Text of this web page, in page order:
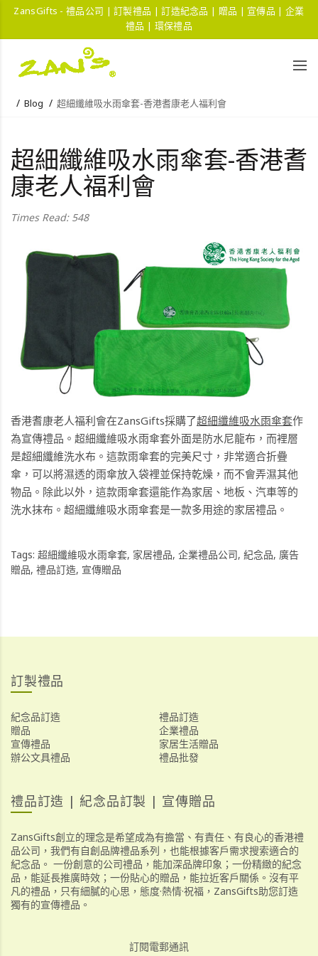
ZansGifts - 禮品公司 | 訂製禮品 | 訂造紀念品 | 贈品 | 宣傳品 | 企業
禮品 | 環保禮品
Blog 超細纖維吸水雨傘套-香港耆康老人福利會
超細纖維吸水雨傘套-香港耆
康老人福利會
Times Read: 548
香港耆康老人福利會在ZansGifts採購了超細纖維吸水雨傘套作
為宣傳禮品。超細纖維吸水雨傘套外面是防水尼龍布，而裡層
是超細纖維洗水布。這款雨傘套的完美尺寸，非常適合折疊
傘，可以將濕透的雨傘放入袋裡並保持乾燥，而不會弄濕其他
物品。除此以外，這款雨傘套還能作為家居、地板、汽車等的
洗水抹布。超細纖維吸水雨傘套是一款多用途的家居禮品。
Tags: 超細纖維吸水雨傘套, 家居禮品, 企業禮品公司, 紀念品, 廣告
贈品, 禮品訂造, 宣傳贈品
訂製禮品
紀念品訂造
禮品訂造
贈品
企業禮品
宣傳禮品
家居生活贈品
辦公文具禮品
禮品批發
禮品訂造 | 紀念品訂製 | 宣傳贈品
ZansGifts創立的理念是希望成為有擔當、有責任、有良心的香港禮
品公司，我們有自創品牌禮品系列，也能根據客戶需求搜索適合的
紀念品。 一份創意的公司禮品，能加深品牌印象；一份精緻的紀念
品，能延長推廣時效；一份貼心的贈品，能拉近客戶關係。沒有平
凡的禮品，只有細膩的心思，態度·熱情·祝福，ZansGifts助您訂造
獨有的宣傳禮品。
訂閱電郵通訊